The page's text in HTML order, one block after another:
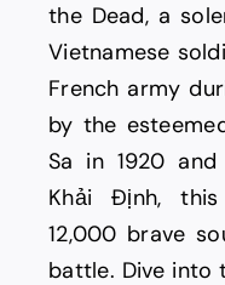
the Dead, a
Vietnamese
French army
by the
Sa in 1920
Khải Định,
12,000 brave
battle. Dive into